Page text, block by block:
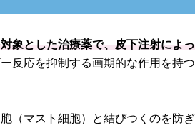
象とした治療薬で、皮下注射によ
反応を抑制する画期的な作用を持
（マスト細胞）と結びつくのを防